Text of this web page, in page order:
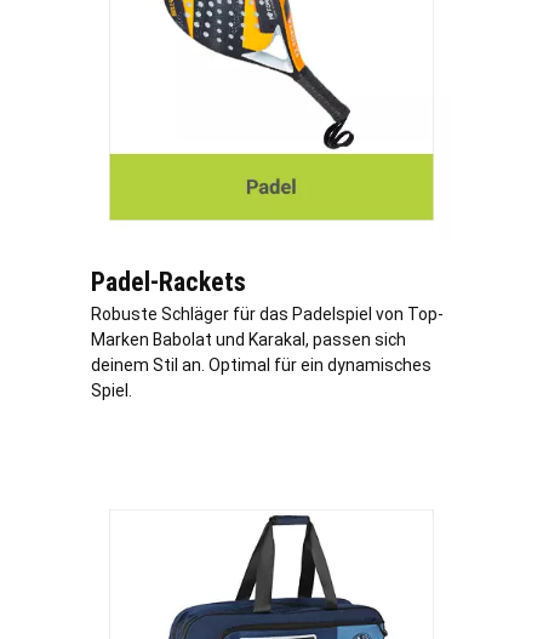
Padel-Rackets
Robuste Schläger für das Padelspiel von Top-
Marken Babolat und Karakal, passen sich
deinem Stil an. Optimal für ein dynamisches
Spiel.